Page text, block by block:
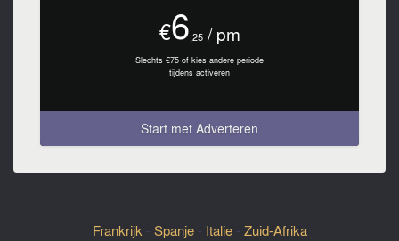
€6 ,25/ pm
Slechts €75 of kies andere periode
tijdens activeren
Start met Adverteren
Frankrijk- Spanje- Italie- Zuid-Afrika